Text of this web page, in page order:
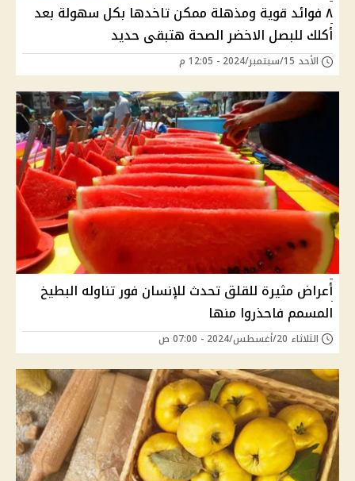
٨ فوائد قوية ومذهلة ممكن تاخدها بكل سهولة بعد
أكلك للبصل الاخضر الصحة هتبقى حديد
الأحد 15/سبتمبر/2024 - 12:05 م
أعراض مثيرة للقلق تحدث للإنسان فور تناوله البطيخ
المسمم فاحذروا منها
الثلاثاء 20/أغسطس/2024 - 07:00 ص